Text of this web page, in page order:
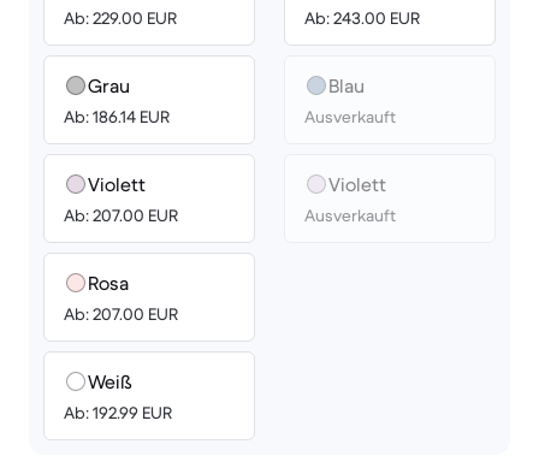
Ab: 229.00 EUR
Grau
Ab: 186.14 EUR
Violett
Ab: 207.00 EUR
Rosa
Ab: 207.00 EUR
Weiß
Ab: 192.99 EUR
Ab: 243.00 EUR
Blau
Ausverkauft
Violett
Ausverkauft